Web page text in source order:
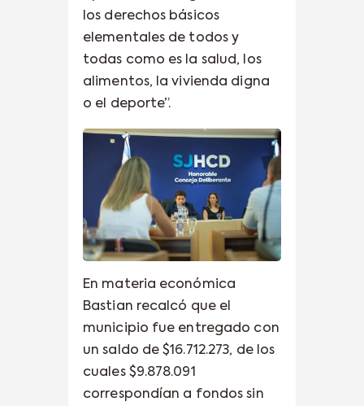
los derechos básicos
elementales de todos y
todas como es la salud, los
alimentos, la vivienda digna
o el deporte”.
En materia económica
Bastian recalcó que el
municipio fue entregado con
un saldo de $16.712.273, de los
cuales $9.878.091
correspondían a fondos sin